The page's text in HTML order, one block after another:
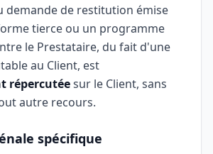
demande de restitution émise
tierce ou un programme
le Prestataire, du fait d'une
au Client, est
répercutéesur le Client, sans
autre recours.
spécifique